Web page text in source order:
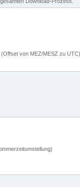
von MEZ/MESZ zu UTC)